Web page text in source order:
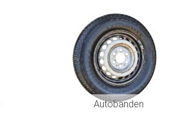
Autobanden